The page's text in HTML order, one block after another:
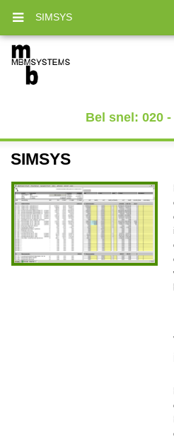
SIMSYS
Bel snel: 020 -
SIMSYS